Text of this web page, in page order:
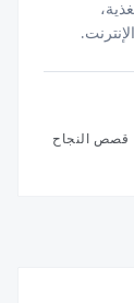
قصص النجاح